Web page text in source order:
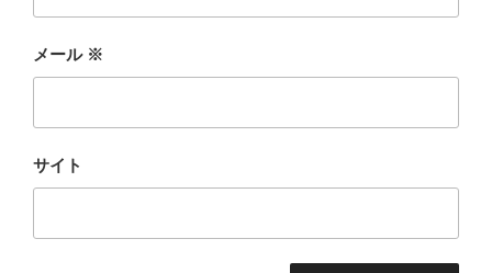
メール ※
サイト